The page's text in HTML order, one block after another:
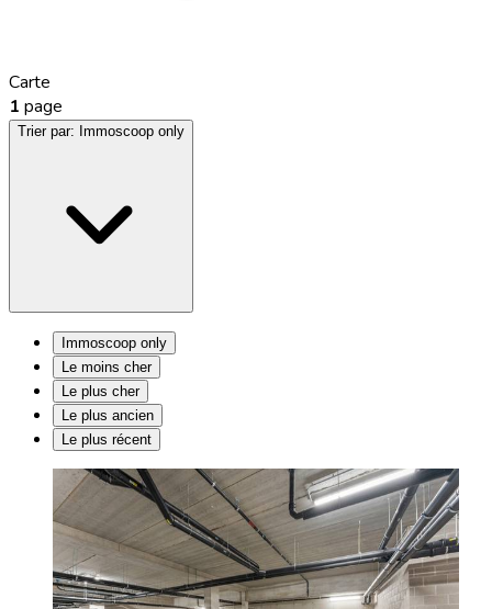
Carte
1 page
Trier par: Immoscoop only
Immoscoop only
Le moins cher
Le plus cher
Le plus ancien
Le plus récent